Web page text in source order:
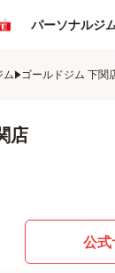
パーソナルジ
ム ゴールドジム 下関
店
公式